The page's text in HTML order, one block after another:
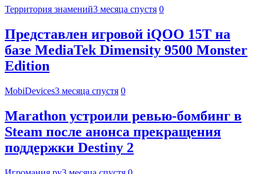
Территория знамений3 месяца спустя 0
Представлен игровой iQOO 15T на
базе MediaTek Dimensity 9500 Monster
Edition
MobiDevices3 месяца спустя 0
Marathon устроили ревью-бомбинг в
Steam после анонса прекращения
поддержки Destiny 2